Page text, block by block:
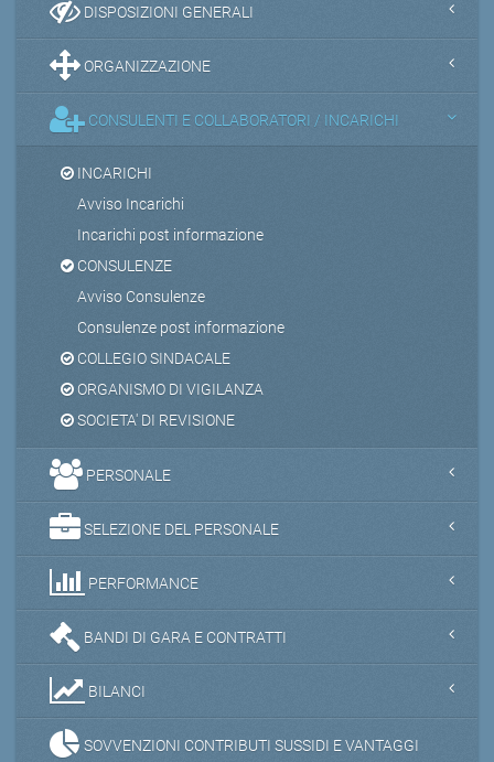
DISPOSIZIONI GENERALI
ORGANIZZAZIONE
CONSULENTI E COLLABORATORI / INCARICHI
INCARICHI
Avviso Incarichi
Incarichi post informazione
CONSULENZE
Avviso Consulenze
Consulenze post informazione
COLLEGIO SINDACALE
ORGANISMO DI VIGILANZA
SOCIETA' DI REVISIONE
PERSONALE
SELEZIONE DEL PERSONALE
PERFORMANCE
BANDI DI GARA E CONTRATTI
BILANCI
SOVVENZIONI CONTRIBUTI SUSSIDI E VANTAGGI